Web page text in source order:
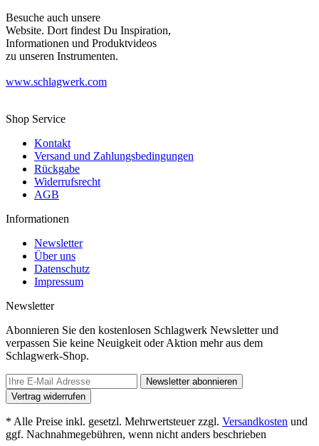
Besuche auch unsere
Website. Dort findest Du Inspiration,
Informationen und Produktvideos
zu unseren Instrumenten.
www.schlagwerk.com
Shop Service
Kontakt
Versand und Zahlungsbedingungen
Rückgabe
Widerrufsrecht
AGB
Informationen
Newsletter
Über uns
Datenschutz
Impressum
Newsletter
Abonnieren Sie den kostenlosen Schlagwerk Newsletter und
verpassen Sie keine Neuigkeit oder Aktion mehr aus dem
Schlagwerk-Shop.
Newsletter abonnieren
Vertrag widerrufen
* Alle Preise inkl. gesetzl. Mehrwertsteuer zzgl. Versandkosten und
ggf. Nachnahmegebühren, wenn nicht anders beschrieben